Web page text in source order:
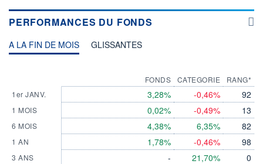
PERFORMANCES DU FONDS
A LA FIN DE MOIS GLISSANTES
1er JANV.
1 MOIS
6 MOIS
1 AN
3 ANS
FONDS
3,28%
0,02%
4,38%
1,78%
-
CATEGORIE
-0,46%
-0,49%
6,35%
-0,46%
21,70%
RANG*
92
13
82
98
0